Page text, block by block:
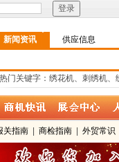
新闻资讯 供应信息
门关键字：绣花机、刺绣机、
关指南 商检指南 外贸常识